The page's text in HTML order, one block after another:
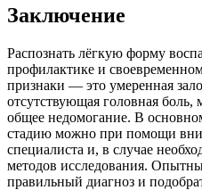
Заключение
Распознать лёгкую форму
профилактике и
признаки — это умеренная
отсутствующая головная боль,
общее недомогание. В
стадию можно при помощи
специалиста и, в случае
методов исследования.
правильный диагноз и